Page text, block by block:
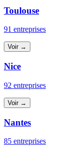
Toulouse
91 entreprises
Voir →
Nice
92 entreprises
Voir →
Nantes
85 entreprises